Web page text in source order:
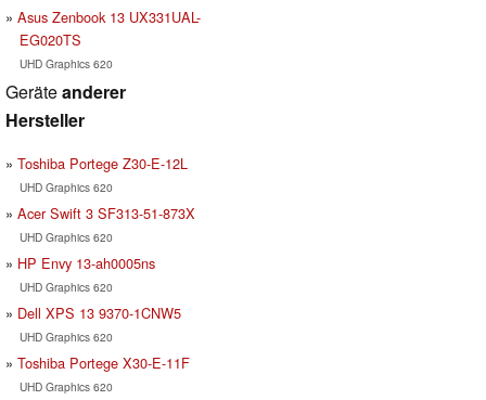
Asus Zenbook 13 UX331UAL-
EG020TS
UHD Graphics 620
Geräteanderer
Hersteller
Toshiba Portege Z30-E-12L
UHD Graphics 620
Acer Swift 3 SF313-51-873X
UHD Graphics 620
HP Envy 13-ah0005ns
UHD Graphics 620
Dell XPS 13 9370-1CNW5
UHD Graphics 620
Toshiba Portege X30-E-11F
UHD Graphics 620